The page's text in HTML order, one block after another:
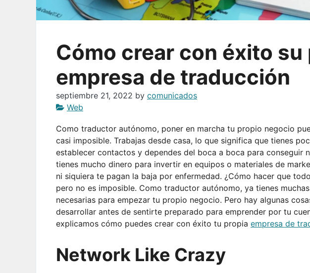
Cómo crear con éxito su
empresa de traducción
septiembre 21, 2022 by comunicados
Web
Como traductor autónomo, poner en marcha tu propio negocio
casi imposible. Trabajas desde casa, lo que significa que tienes
establecer contactos y dependes del boca a boca para conseguir
tienes mucho dinero para invertir en equipos o materiales de
ni siquiera te pagan la baja por enfermedad. ¿Cómo hacer que
pero no es imposible. Como traductor autónomo, ya tienes
necesarias para empezar tu propio negocio. Pero hay algunas
desarrollar antes de sentirte preparado para emprender por tu
explicamos cómo puedes crear con éxito tu propia empresa de
Network Like Crazy